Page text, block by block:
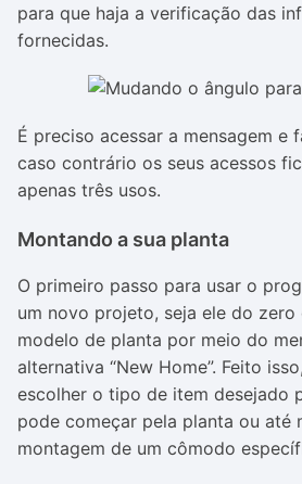
para que haja a verificação das
fornecidas.
É preciso acessar a mensagem e
caso contrário os seus acessos
apenas três usos.
Montando a sua planta
O primeiro passo para usar o
um novo projeto, seja ele do
modelo de planta por meio do
alternativa “New Home”. Feito
escolher o tipo de item desejado
pode começar pela planta ou até
montagem de um cômodo